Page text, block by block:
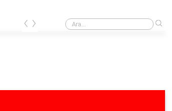
Yağ lekesi yağlı mutfak dolapları neyle silinir?
‹ ›